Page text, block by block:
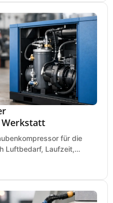
für die
Luftbedarf, Laufzeit,